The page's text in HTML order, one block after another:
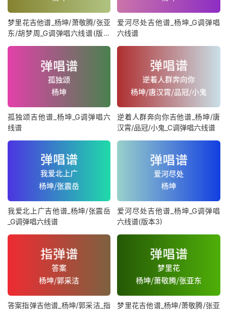
梦里花吉他谱_杨坤/萧敬腾/张亚
东/胡梦周_G调弹唱六线谱(版本
爱河尽处吉他谱_杨坤_G调弹唱
六线谱
孤独颂吉他谱_杨坤_G调弹唱六
线谱
逆着人群奔向你吉他谱_杨坤/唐
汉霄/品冠/小鬼_C调弹唱六线谱
我爱北上广吉他谱_杨坤/张震岳
_G调弹唱六线谱
爱河尽处吉他谱_杨坤_G调弹唱
六线谱(版本3)
答案指弹吉他谱_杨坤/郭采洁_指
梦里花吉他谱_杨坤/萧敬腾/张亚